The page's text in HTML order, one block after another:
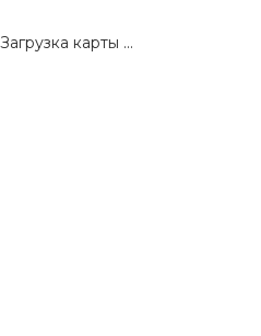
Загрузка карты ...